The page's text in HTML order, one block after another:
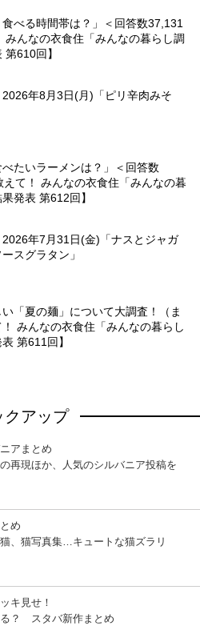
食べる時間帯は？」＜回答数37,131
みんなの衣食住「みんなの暮らし調
610回】
2026年8月3日(月)「ピリ辛肉みそ
べたいラーメンは？」＜回答数
て！ みんなの衣食住「みんなの暮
発表 第612回】
2026年7月31日(金)「ナスとジャガ
スグラタン」
「夏の麺」について大調査！（ま
みんなの衣食住「みんなの暮らし
第611回】
クアップ
アまとめ
の再現ほか、人気のシルバニア投稿を
め
、猫写真集…キュートな猫ズラリ
キ見せ！
？ スタバ新作まとめ